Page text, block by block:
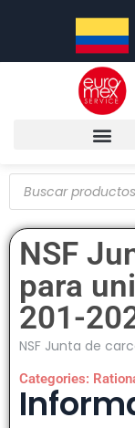
NSF
para
201-
NSF Junta de
Categories: